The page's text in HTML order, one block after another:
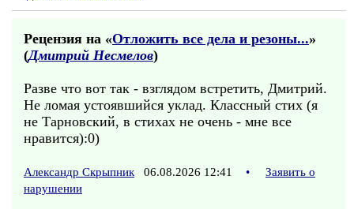
Рецензия на «Отложить все дела и резоны...»
(Дмитрий Несмелов)
Разве что вот так - взглядом встретить, Дмитрий.
Не ломая устоявшийся уклад. Классный стих (я
не Тарновский, в стихах не очень - мне все
нравится):0)
Александр Скрыпник 06.08.2026 12:41 •
Заявить о
нарушении